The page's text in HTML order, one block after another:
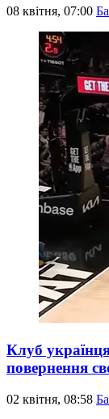
08 квітня, 07:00
Клуб
повернення
02 квітня, 08:58